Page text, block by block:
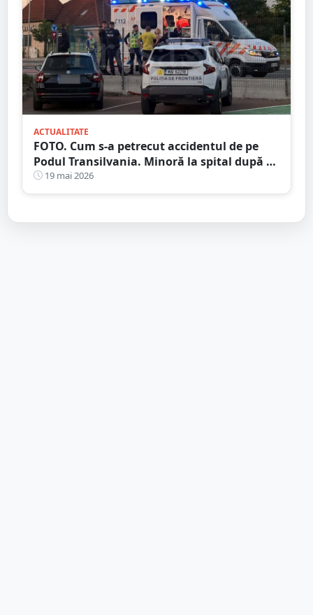
ACTUALITATE
FOTO. Cum s-a petrecut accidentul de pe
Podul Transilvania. Minoră la spital după ce
a fost lovită pe trecere
19 mai 2026